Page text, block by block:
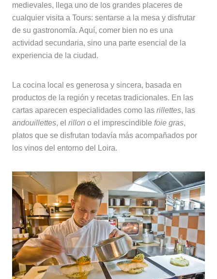
medievales, llega uno de los grandes placeres de
cualquier visita a Tours: sentarse a la mesa y disfrutar
de su gastronomía. Aquí, comer bien no es una
actividad secundaria, sino una parte esencial de la
experiencia de la ciudad.
La cocina local es generosa y sincera, basada en
productos de la región y recetas tradicionales. En las
cartas aparecen especialidades como las rillettes, las
andouillettes, el rillon o el imprescindible foie gras,
platos que se disfrutan todavía más acompañados por
los vinos del entorno del Loira.